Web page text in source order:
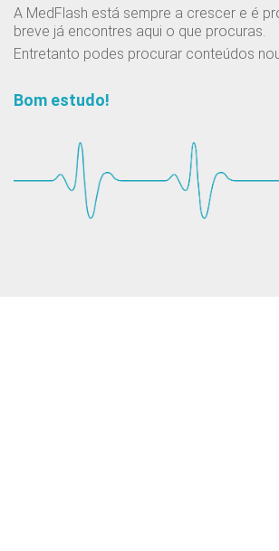
A MedFlash está sempre a crescer e é
breve já encontres aqui o que procuras.
Entretanto podes procurar conteúdos
Bom estudo!